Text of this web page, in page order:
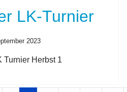
LK-Turnier
2023